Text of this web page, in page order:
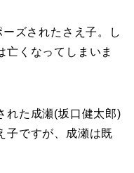
ズされたさえ子。し
亡くなってしまいま
れた成瀬(坂口健太郎)
子ですが、成瀬は既